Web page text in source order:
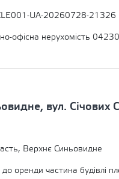
UA-20260728-21326
офісна нерухомість
вул.
Верхнє Синьовидне
оренди частина будівлі